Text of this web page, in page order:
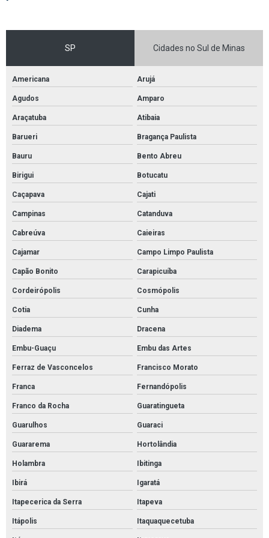
Pintura estacionamento garagem
Pintura industrial epóxi
Pintura piso de garagem
Pintura poliuretano
Pintura poliuretano alifática
Pintura poliuretano para pisos
Pintura pu
Pintura quadra de futsal
Pintura sinalização estacionamento
Pinturas para pisos industriais epoxi
Preço de pintura de quadra poliesportiva
Quanto custa o metro quadrado de pintura epóxi
Quanto custa pintura de galpão
Revestimento autonivelante
Revestimento de poliuretano
Revestimento epóxi poliamida
Revestimento piso autonivelante
Revestimento piso epóxi
Revestimento uretano
SP Cidades no Sul de Minas
Americana Arujá
Agudos Amparo
Araçatuba Atibaia
Barueri Bragança Paulista
Bauru Bento Abreu
Birigui Botucatu
Caçapava Cajati
Campinas Catanduva
Cabreúva Caieiras
Cajamar Campo Limpo Paulista
Capão Bonito Carapicuíba
Cordeirópolis Cosmópolis
Cotia Cunha
Diadema Dracena
Embu-Guaçu Embu das Artes
Ferraz de Vasconcelos Francisco Morato
Franca Fernandópolis
Franco da Rocha Guaratingueta
Guarulhos Guaraci
Guararema Hortolândia
Holambra Ibitinga
Ibirá Igaratá
Itapecerica da Serra Itapeva
Itápolis Itaquaquecetuba